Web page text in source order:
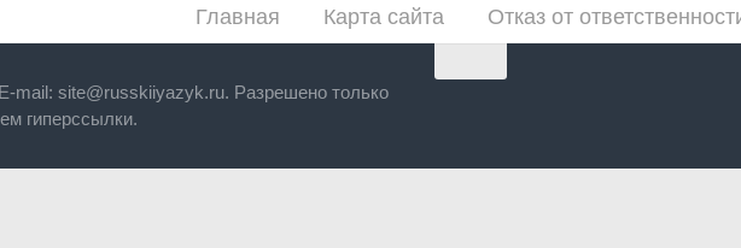
Главная Карта сайта Отказ от
mail: site@russkiiyazyk.ru. Разрешено только
гиперссылки.